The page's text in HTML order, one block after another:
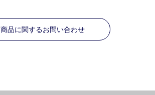
商品に関するお問い合わせ